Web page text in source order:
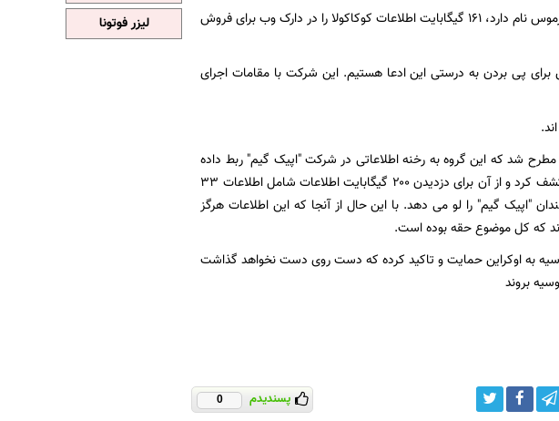
طبق گزارش وب سایت رجیستر، یک عامل تهدید نسبتا جدید که استورموس نام دارد، ۱۶۱ گیگابایت اطلاعات کوکاکولا را در دارک وب برای فروش
پی بردن به درستی این ادعا هستیم. این شرکت با مقامات اجرای
سال ۲۰۲۲ و سپس اوایل مارس مطرح شد که این گروه به رخنه اطلاعاتی در شرکت "اپیک گیم" ربط داده
شد. ظاهرا این گروه یک آسیب پذیری را در شبکه داخلی این شرکت کشف کرد و از آن برای دزدیدن ۲۰۰ گیگابایت اطلاعات شامل اطلاعات ۳۳
"اپیک گیم" را لو می دهد. با این حال از آنجا که این اطلاعات هرگز
که کل موضوع حقه بوده است.
به اوکراین حمایت و تاکید کرده که دست روی دست نخواهد گذاشت
بروند
پسندیدم 0
لیزر فوتونا